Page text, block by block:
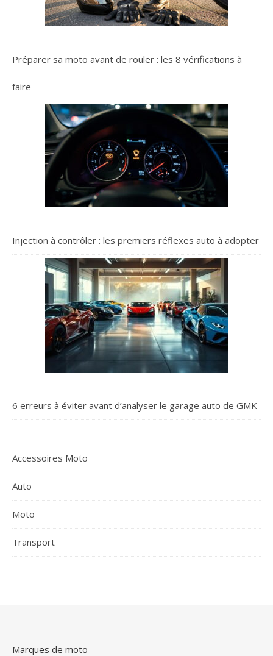
Préparer sa moto avant de rouler : les 8 vérifications à
faire
Injection à contrôler : les premiers réflexes auto à adopter
6 erreurs à éviter avant d’analyser le garage auto de GMK
Accessoires Moto
Auto
Moto
Transport
Marques de moto